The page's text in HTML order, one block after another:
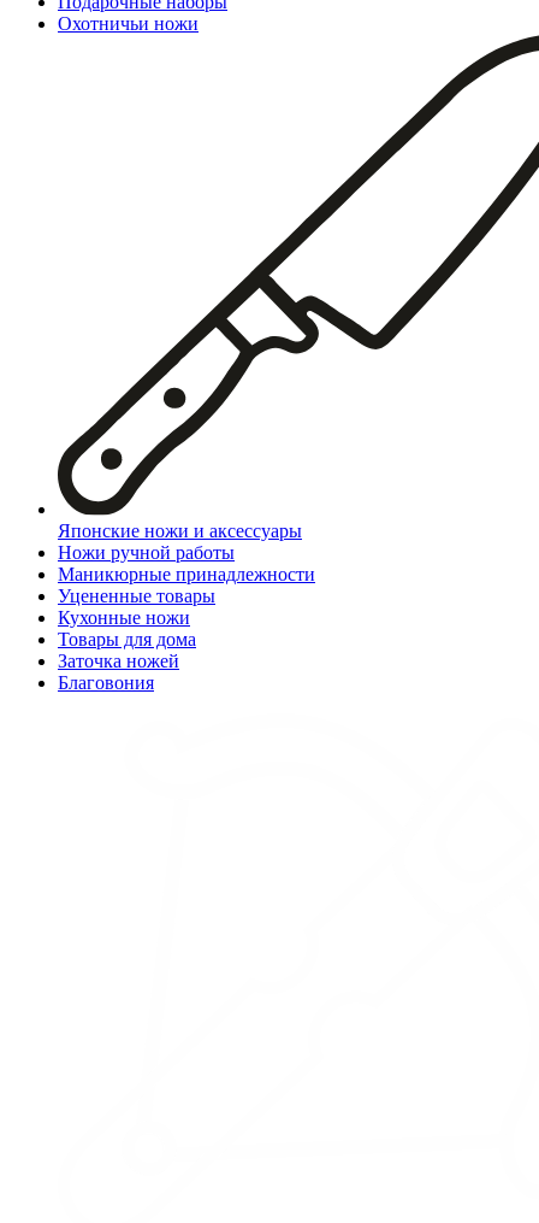
Охотничьи ножи
Японские ножи и аксессуары
Ножи ручной работы
Маникюрные принадлежности
Уцененные товары
Кухонные ножи
Товары для дома
Заточка ножей
Благовония